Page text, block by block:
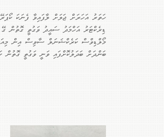
ހަތަރު އަހަރަށް ޖަލަށް ލާފައިވާ ފެނަކަ
ޑިރެކްޓަރު އަހްމަދު ސައީދު ވަގުތީ ގޮތުން
މޯލްޑިވްސް ކަރެކްޝަނަލް ސާވިސް އިން
ބަންދަށް ބަދަލުކޮށްފައި ވަނީ ވަގުތީ ގޮތުން